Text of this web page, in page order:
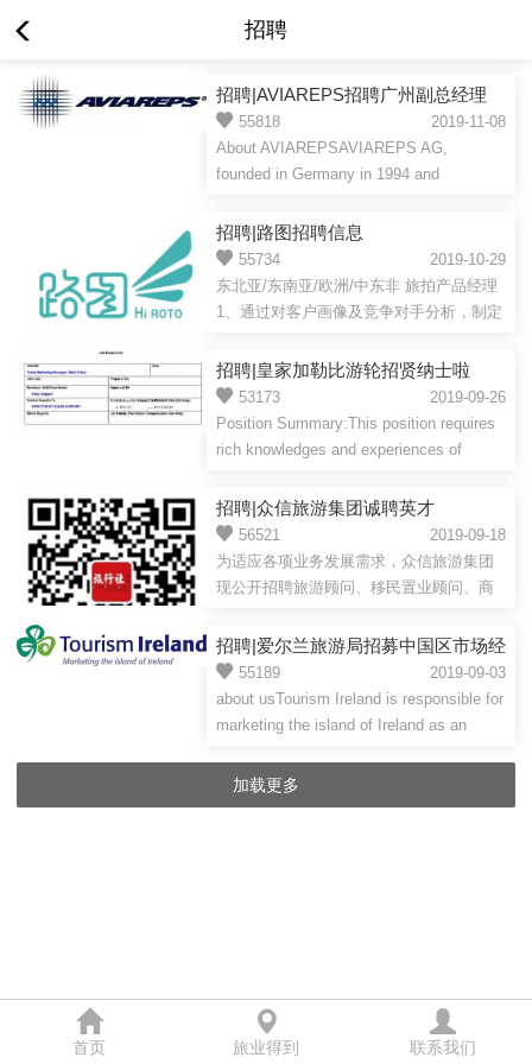
招聘
招聘|AVIAREPS招聘广州副总经理
2019-11-08
55818
About AVIAREPSAVIAREPS AG,
founded in Germany in 1994 and
world#39;s leading trav...
招聘|路图招聘信息
2019-10-29
55734
东北亚/东南亚/欧洲/中东非 旅拍产品经理
1、通过对客户画像及竞争对手分析，制定
等。2、与摄影部门配...
招聘|皇家加勒比游轮招贤纳士啦
2019-09-26
53173
Position Summary:This position requires
rich knowledges and experiences of
No...
招聘|众信旅游集团诚聘英才
2019-09-18
56521
为适应各项业务发展需求，众信旅游集团
现公开招聘旅游顾问、移民置业顾问、商
经理、标准化支持部管理...
招聘|爱尔兰旅游局招募中国区市场经
理
2019-09-03
55189
about usTourism Ireland is responsible for
marketing the island of Ireland as an
加载更多
首页 旅业得到 联系我们